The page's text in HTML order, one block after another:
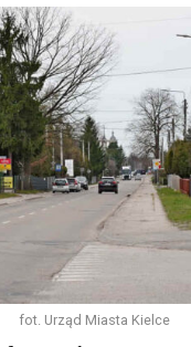
fot. Urząd Miasta Kielce